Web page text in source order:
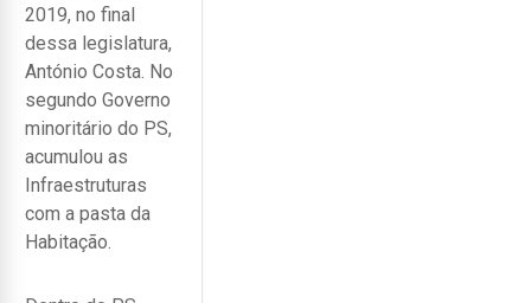
2019, no final
dessa legislatura,
António Costa. No
segundo Governo
minoritário do PS,
acumulou as
Infraestruturas
com a pasta da
Habitação.